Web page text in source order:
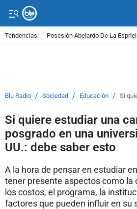
Tendencias: Posesión Abelardo De La
Blu Radio / Sociedad / Educación / Si
Si quiere estudiar una
posgrado en una
UU.: debe saber esto
A la hora de pensar en estudiar
tener presente aspectos como la
los costos, el programa, la
factores que pueden influir en su